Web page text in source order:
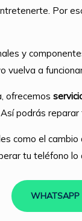
Por
y
vuelva a
ofrecemos
Así podrás reparar
como el
tu teléfono lo
WHATSAPP